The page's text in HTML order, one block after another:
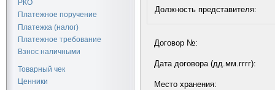
РКО
Платежное поручение
Платежка (налог)
Платежное требование
Взнос наличными
Товарный чек
Ценники
Должность представителя:
Договор №:
Дата договора (дд.мм.гггг):
Место хранения: